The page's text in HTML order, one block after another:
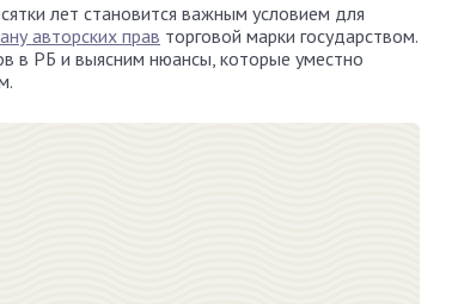
лет становится важным условием для
авторских прав торговой марки государством.
в РБ и выясним нюансы, которые уместно